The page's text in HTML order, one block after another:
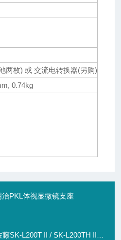
两枚) 或 交流电转换器(另购)
0.74kg
PKL体视显微镜支座
L200T II / SK-L200TH IIα自记温湿度记录仪